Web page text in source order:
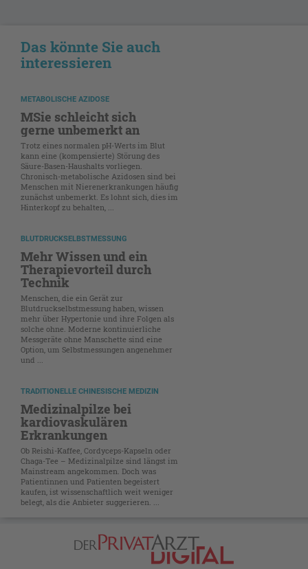
Das könnte Sie auch
interessieren
METABOLISCHE AZIDOSE
MSie schleicht sich
gerne unbemerkt an
Trotz eines normalen pH-Werts im Blut
kann eine (kompensierte) Störung des
Säure-Basen-Haushalts vorliegen.
Chronisch-metabolische Azidosen sind bei
Menschen mit Nierenerkrankungen häufig
zunächst unbemerkt. Es lohnt sich, dies im
Hinterkopf zu behalten, ...
BLUTDRUCKSELBSTMESSUNG
Mehr Wissen und ein
Therapievorteil durch
Technik
Menschen, die ein Gerät zur
Blutdruckselbstmessung haben, wissen
mehr über Hypertonie und ihre Folgen als
solche ohne. Moderne kontinuierliche
Messgeräte ohne Manschette sind eine
Option, um Selbstmessungen angenehmer
und ...
TRADITIONELLE CHINESISCHE MEDIZIN
Medizinalpilze bei
kardiovaskulären
Erkrankungen
Ob Reishi-Kaffee, Cordyceps-Kapseln oder
Chaga-Tee – Medizinalpilze sind längst im
Mainstream angekommen. Doch was
Patientinnen und Patienten begeistert
kaufen, ist wissenschaftlich weit weniger
belegt, als die Anbieter suggerieren. ...